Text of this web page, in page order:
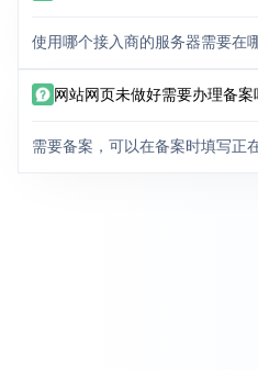
使用哪个接入商的服务器需要在
网站网页未做好需要办理备案
需要备案，可以在备案时填写正